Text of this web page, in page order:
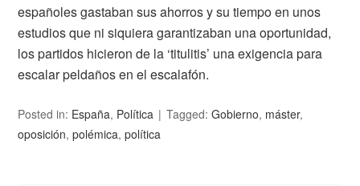
españoles gastaban sus ahorros y su tiempo en unos
estudios que ni siquiera garantizaban una oportunidad,
los partidos hicieron de la ‘titulitis’ una exigencia para
escalar peldaños en el escalafón.
Posted in: España, Política Tagged:Gobierno, máster,
oposición,polémica,política